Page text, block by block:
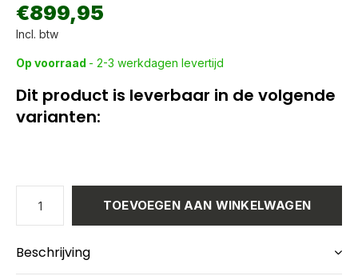
€899,95
Incl. btw
Op voorraad - 2-3 werkdagen levertijd
Dit product is leverbaar in de volgende
varianten:
TOEVOEGEN AAN WINKELWAGEN
Beschrijving